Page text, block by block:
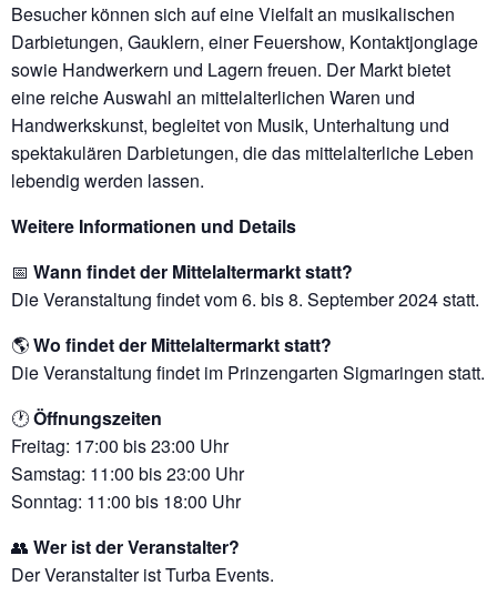
Besucher können sich auf eine Vielfalt an musikalischen
Darbietungen, Gauklern, einer Feuershow, Kontaktjonglage
sowie Handwerkern und Lagern freuen. Der Markt bietet
eine reiche Auswahl an mittelalterlichen Waren und
Handwerkskunst, begleitet von Musik, Unterhaltung und
spektakulären Darbietungen, die das mittelalterliche Leben
lebendig werden lassen.
Weitere Informationen und Details
📅 Wann findet der Mittelaltermarkt statt?
Die Veranstaltung findet vom 6. bis 8. September 2024 statt.
🌎Wo findet der Mittelaltermarkt statt?
Die Veranstaltung findet im Prinzengarten Sigmaringen statt.
🕐Öffnungszeiten
Freitag: 17:00 bis 23:00 Uhr
Samstag: 11:00 bis 23:00 Uhr
Sonntag: 11:00 bis 18:00 Uhr
👥 Wer ist der Veranstalter?
Der Veranstalter ist Turba Events.